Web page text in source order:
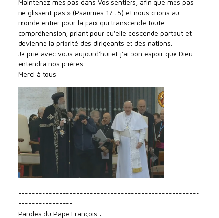
Maintenez mes pas dans Vos sentiers, afin que mes pas
ne glissent pas » (Psaumes 17 :5) et nous crions au
monde entier pour la paix qui transcende toute
compréhension, priant pour qu'elle descende partout et
devienne la priorité des dirigeants et des nations.
Je prie avec vous aujourd'hui et j'ai bon espoir que Dieu
entendra nos prières
Merci à tous
-----------------------------------------------------
----------------
Paroles du Pape François :